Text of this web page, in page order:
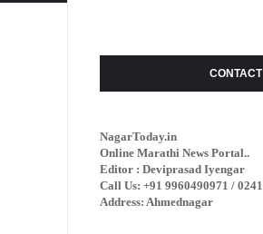
CONTACT
NagarToday.in
Online Marathi News Portal..
Editor : Deviprasad Iyengar
Call Us: +91 9960490971 /
Address: Ahmednagar